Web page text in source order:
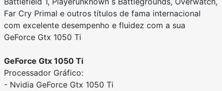
Far Cry Primal e outros títulos de fama internacional
com excelente desempenho e fluidez com a sua
GeForce Gtx 1050 Ti
GeForce Gtx 1050 Ti
Processador Gráfico:
- Nvidia GeForce Gtx 1050 Ti